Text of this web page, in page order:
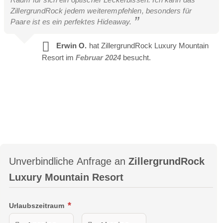
Personen
-Kosmetikspiegel, Waschtisch und WC
Immunsystem und entspannt.
Durch eine spezielle Massagetechnik wird die
Lymphzirkulation angeregt, der Flüssigkeitsstau im Gewebe
ZillergrundRock jedem weiterempfehlen, besonders für
Paare ist es ein perfektes Hideaway.
Erwin O. hat ZillergrundRock Luxury Mountain
Resort im Februar 2024 besucht.
Unverbindliche Anfrage an ZillergrundRock
Luxury Mountain Resort
Urlaubszeitraum